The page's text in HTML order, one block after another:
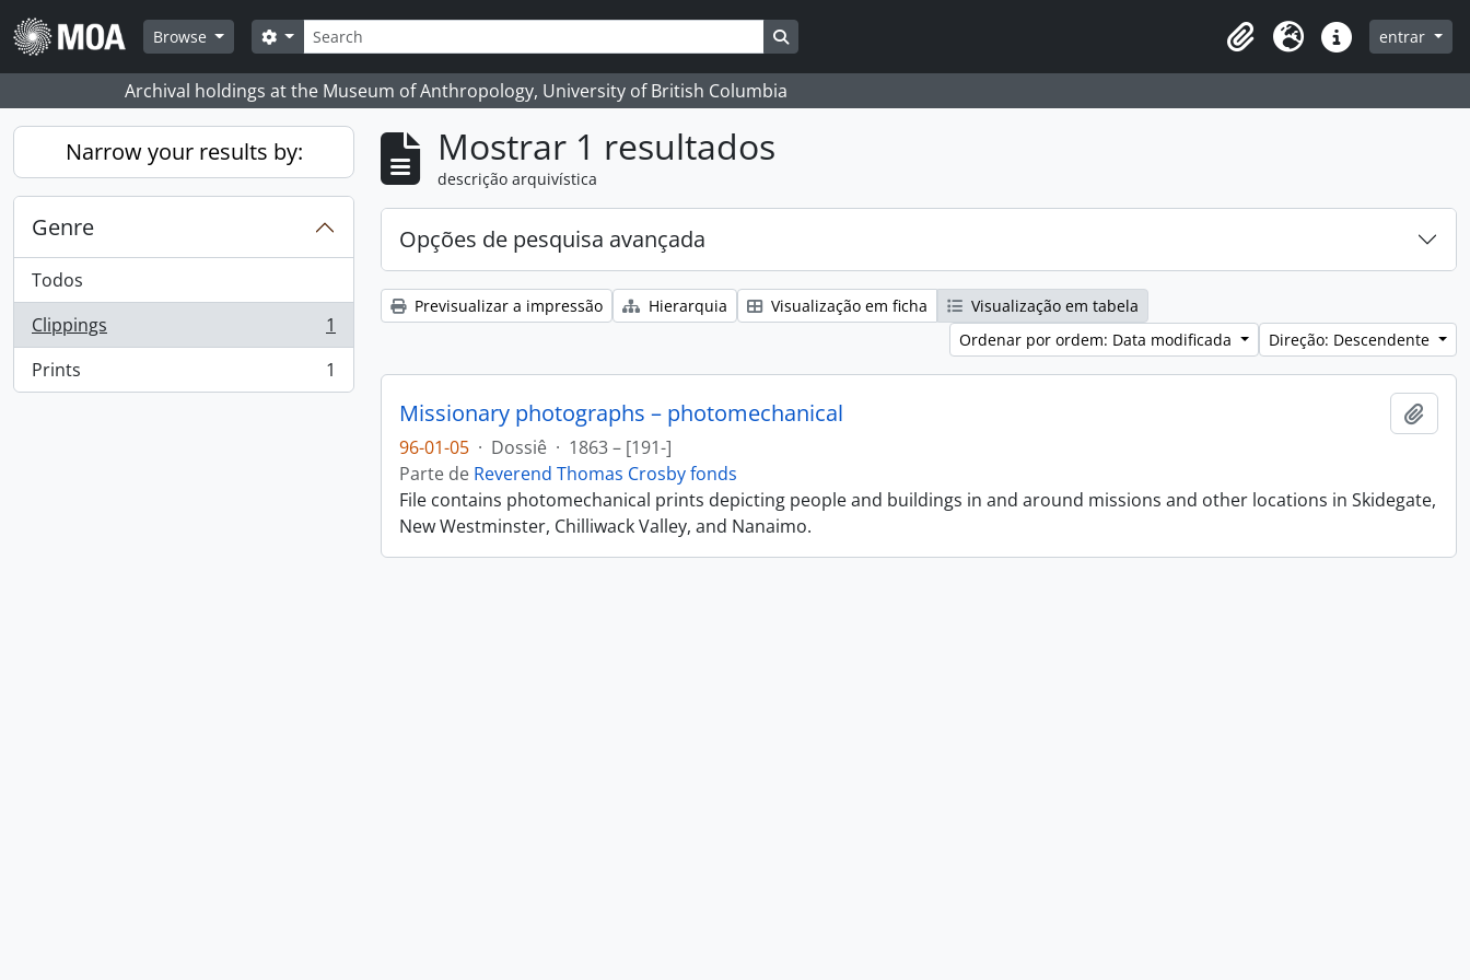
Skip to main content
Browse
Pesquisar
Search options Search in browse page
Clipboard
Idioma Ligações rápidas
entrar
Archival holdings at the Museum of Anthropology, University of British Columbia
Narrow your results by:
Genre
Todos
Clippings
, 1 resultados
1
Prints
, 1 resultados 1
Mostrar 1 resultados
descrição arquivística
Opções de pesquisa avançada
Previsualizar a impressão Hierarquia Visualização em ficha
Visualização em tabela
Ordenar por ordem: Data modificada
Direção: Descendente
Missionary photographs – photomechanical
96-01-05 · Dossiê · 1863 – [191-]
Parte de Reverend Thomas Crosby fonds
File contains photomechanical prints depicting people and buildings in and around missions and other locations in Skidegate,
New Westminster, Chilliwack Valley, and Nanaimo.